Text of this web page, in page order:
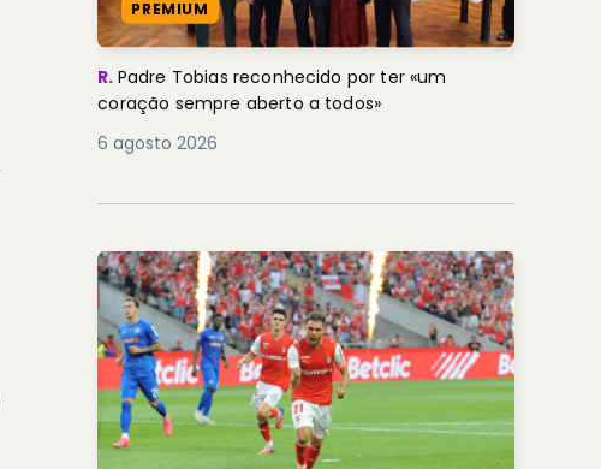
PREMIUM
R. Padre Tobias reconhecido por ter «um
coração sempre aberto a todos»
6 agosto 2026